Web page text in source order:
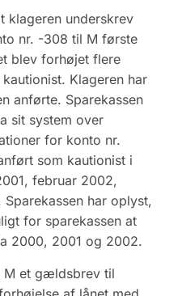
klageren underskrev
nr. -308 til M første
blev forhøjet flere
Klageren har
anførte. Sparekassen
sit system over
for konto nr.
som kautionist i
februar 2002,
har oplyst,
for sparekassen at
2000, 2001 og 2002.
M et gældsbrev til